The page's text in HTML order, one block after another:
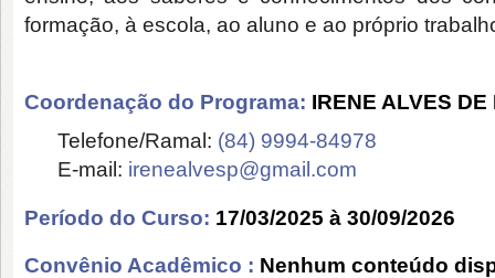
formação, à escola, ao aluno e ao próprio
Coordenação do Programa: IRENE ALVES DE
Telefone/Ramal: (84) 9994-84978
E-mail: irenealvesp@gmail.com
Período do Curso: 17/03/2025 à 30/09/2026
Convênio Acadêmico : Nenhum conteúdo